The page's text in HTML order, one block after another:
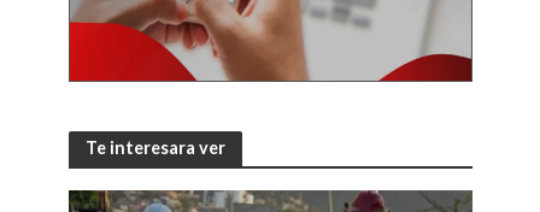
Te interesara ver